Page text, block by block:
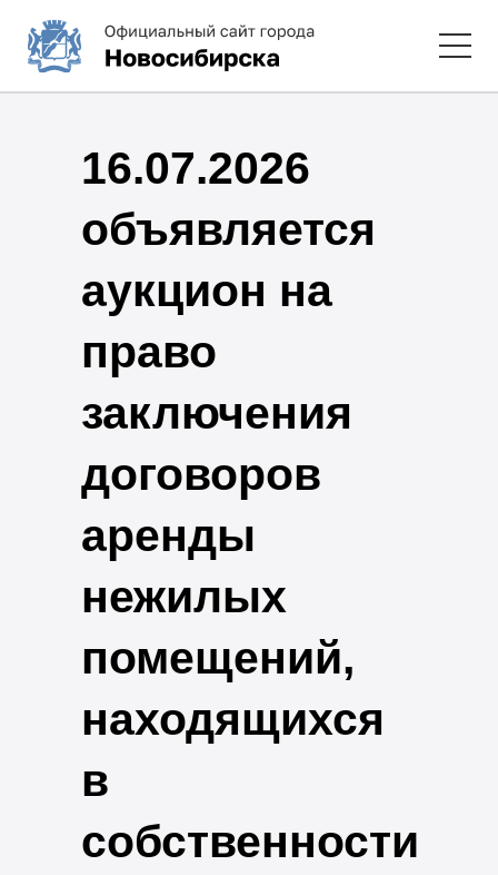
16.07.2026
объявляется
аукцион на
право
заключения
договоров
аренды
нежилых
помещений,
находящихся
в
собственности